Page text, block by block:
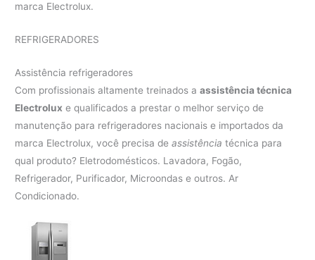
marca Electrolux.
REFRIGERADORES
Assistência refrigeradores
Com profissionais altamente treinados aassistência técnica
Electrolux e qualificados a prestar o melhor serviço de
manutenção para refrigeradores nacionais e importados da
marca Electrolux, você precisa deassistência técnica para
qual produto? Eletrodomésticos. Lavadora, Fogão,
Refrigerador, Purificador, Microondas e outros. Ar
Condicionado.